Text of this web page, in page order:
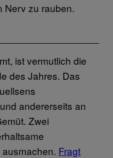
Nerv zu rauben.
ist vermutlich die
des Jahres. Das
andererseits an
Zwei
Fragt